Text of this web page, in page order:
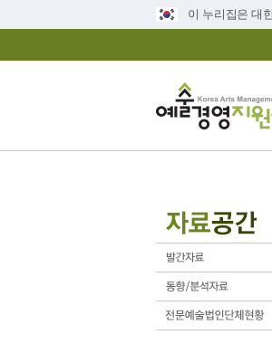
이 누리집은 대